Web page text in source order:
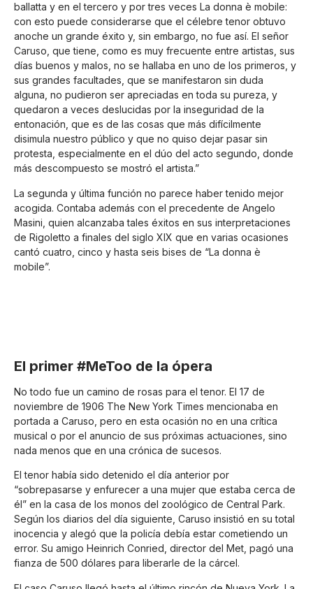
ballatta y en el tercero y por tres veces La donna è mobile:
con esto puede considerarse que el célebre tenor obtuvo
anoche un grande éxito y, sin embargo, no fue así. El señor
Caruso, que tiene, como es muy frecuente entre artistas, sus
días buenos y malos, no se hallaba en uno de los primeros, y
sus grandes facultades, que se manifestaron sin duda
alguna, no pudieron ser apreciadas en toda su pureza, y
quedaron a veces deslucidas por la inseguridad de la
entonación, que es de las cosas que más difícilmente
disimula nuestro público y que no quiso dejar pasar sin
protesta, especialmente en el dúo del acto segundo, donde
más descompuesto se mostró el artista.”
La segunda y última función no parece haber tenido mejor
acogida. Contaba además con el precedente de Angelo
Masini, quien alcanzaba tales éxitos en sus interpretaciones
de Rigoletto a finales del siglo XIX que en varias ocasiones
cantó cuatro, cinco y hasta seis bises de “La donna è
mobile”.
El primer #MeToo de la ópera
No todo fue un camino de rosas para el tenor. El 17 de
noviembre de 1906 The New York Times mencionaba en
portada a Caruso, pero en esta ocasión no en una crítica
musical o por el anuncio de sus próximas actuaciones, sino
nada menos que en una crónica de sucesos.
El tenor había sido detenido el día anterior por
“sobrepasarse y enfurecer a una mujer que estaba cerca de
él” en la casa de los monos del zoológico de Central Park.
Según los diarios del día siguiente, Caruso insistió en su total
inocencia y alegó que la policía debía estar cometiendo un
error. Su amigo Heinrich Conried, director del Met, pagó una
fianza de 500 dólares para liberarle de la cárcel.